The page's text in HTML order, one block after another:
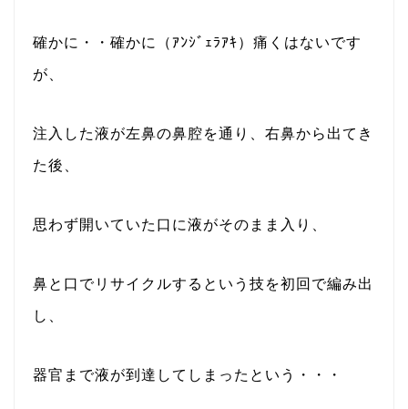
確かに・・確かに（ｱﾝｼﾞｪﾗｱｷ）痛くはないです
が、
注入した液が左鼻の鼻腔を通り、右鼻から出てき
た後、
思わず開いていた口に液がそのまま入り、
鼻と口でリサイクルするという技を初回で編み出
し、
器官まで液が到達してしまったという・・・